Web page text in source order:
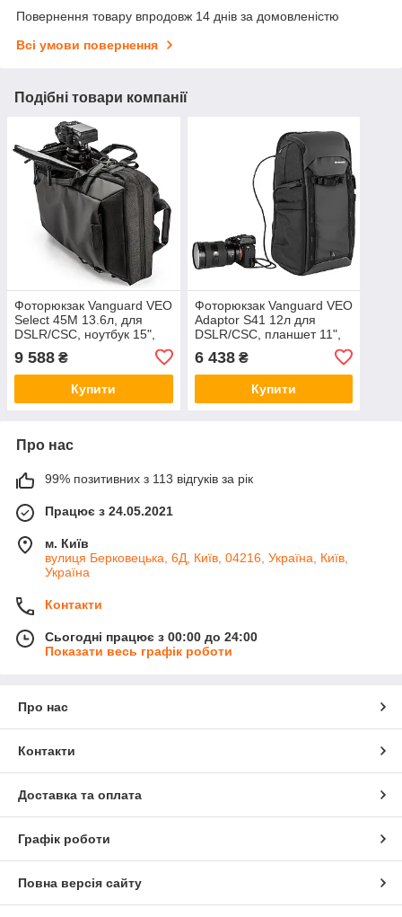
Повернення товару впродовж 14 днів за домовленістю
Всі умови повернення
Подібні товари компанії
Фоторюкзак Vanguard VEO
Select 45M 13.6л, для
DSLR/CSC, ноутбук 15",
планшет 13", доступ верх/
бік/спина, дощовий чохол,
Black
9 588 ₴
Купити
Фоторюкзак Vanguard VEO
Adaptor S41 12л для
DSLR/CSC, планшет 11",
перегородки, кріплення
штатива, Black
6 438₴
Купити
Про нас
99% позитивних з 113 відгуків за рік
Працює з 24.05.2021
м. Київ
вулиця Берковецька, 6Д, Київ, 04216, Україна, Київ,
Україна
Контакти
Сьогодні працює з 00:00 до 24:00
Показати весь графік роботи
Про нас
Контакти
Доставка та оплата
Графік роботи
Повна версія сайту